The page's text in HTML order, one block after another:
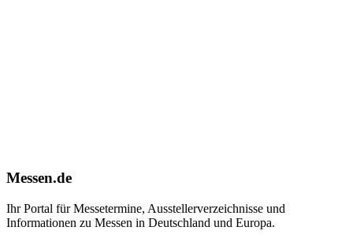
Messen.de
Ihr Portal für Messetermine, Ausstellerverzeichnisse und
Informationen zu Messen in Deutschland und Europa.